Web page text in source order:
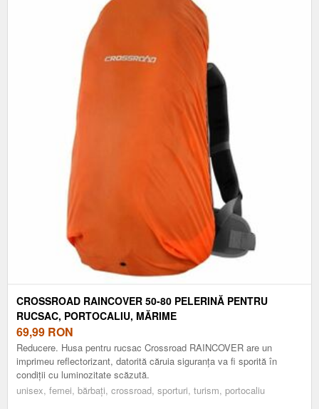
CROSSROAD RAINCOVER 50-80 PELERINĂ PENTRU
RUCSAC, PORTOCALIU, MĂRIME
69,99 RON
Reducere. Husa pentru rucsac Crossroad RAINCOVER are un
imprimeu reflectorizant, datorită căruia siguranța va fi sporită în
condiții cu luminozitate scăzută.
unisex, femei, bărbați, crossroad, sporturi, turism, portocaliu